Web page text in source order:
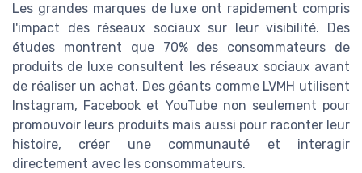
Les grandes marques de luxe ont rapidement compris
l'impact des réseaux sociaux sur leur visibilité. Des
études montrent que 70% des consommateurs de
produits de luxe consultent les réseaux sociaux avant
de réaliser un achat. Des géants comme LVMH utilisent
Instagram, Facebook et YouTube non seulement pour
promouvoir leurs produits mais aussi pour raconter leur
histoire, créer une communauté et interagir
directement avec les consommateurs.